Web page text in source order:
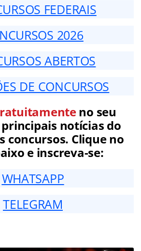
FEDERAIS
2026
ABERTOS
DE CONCURSOS
no seu
notícias do
concursos. Clique no
e inscreva-se:
WHATSAPP
TELEGRAM